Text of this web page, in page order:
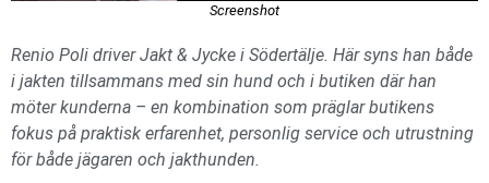
Screenshot
Renio Poli driver Jakt & Jycke i Södertälje. Här syns han både
i jakten tillsammans med sin hund och i butiken där han
möter kunderna – en kombination som präglar butikens
fokus på praktisk erfarenhet, personlig service och utrustning
för både jägaren och jakthunden.